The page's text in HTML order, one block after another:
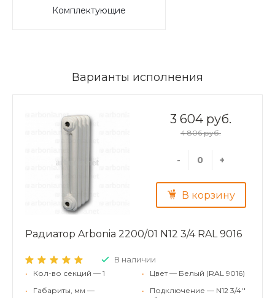
Комплектующие
Варианты исполнения
3 604 руб.
4 806 руб.
- +
В корзину
Радиатор Arbonia 2200/01 N12 3/4 RAL 9016
В наличии
•
Кол-во секций — 1
•
Габариты, мм —
•
Цвет — Белый (RAL 9016)
•
Подключение — N12 3/4''